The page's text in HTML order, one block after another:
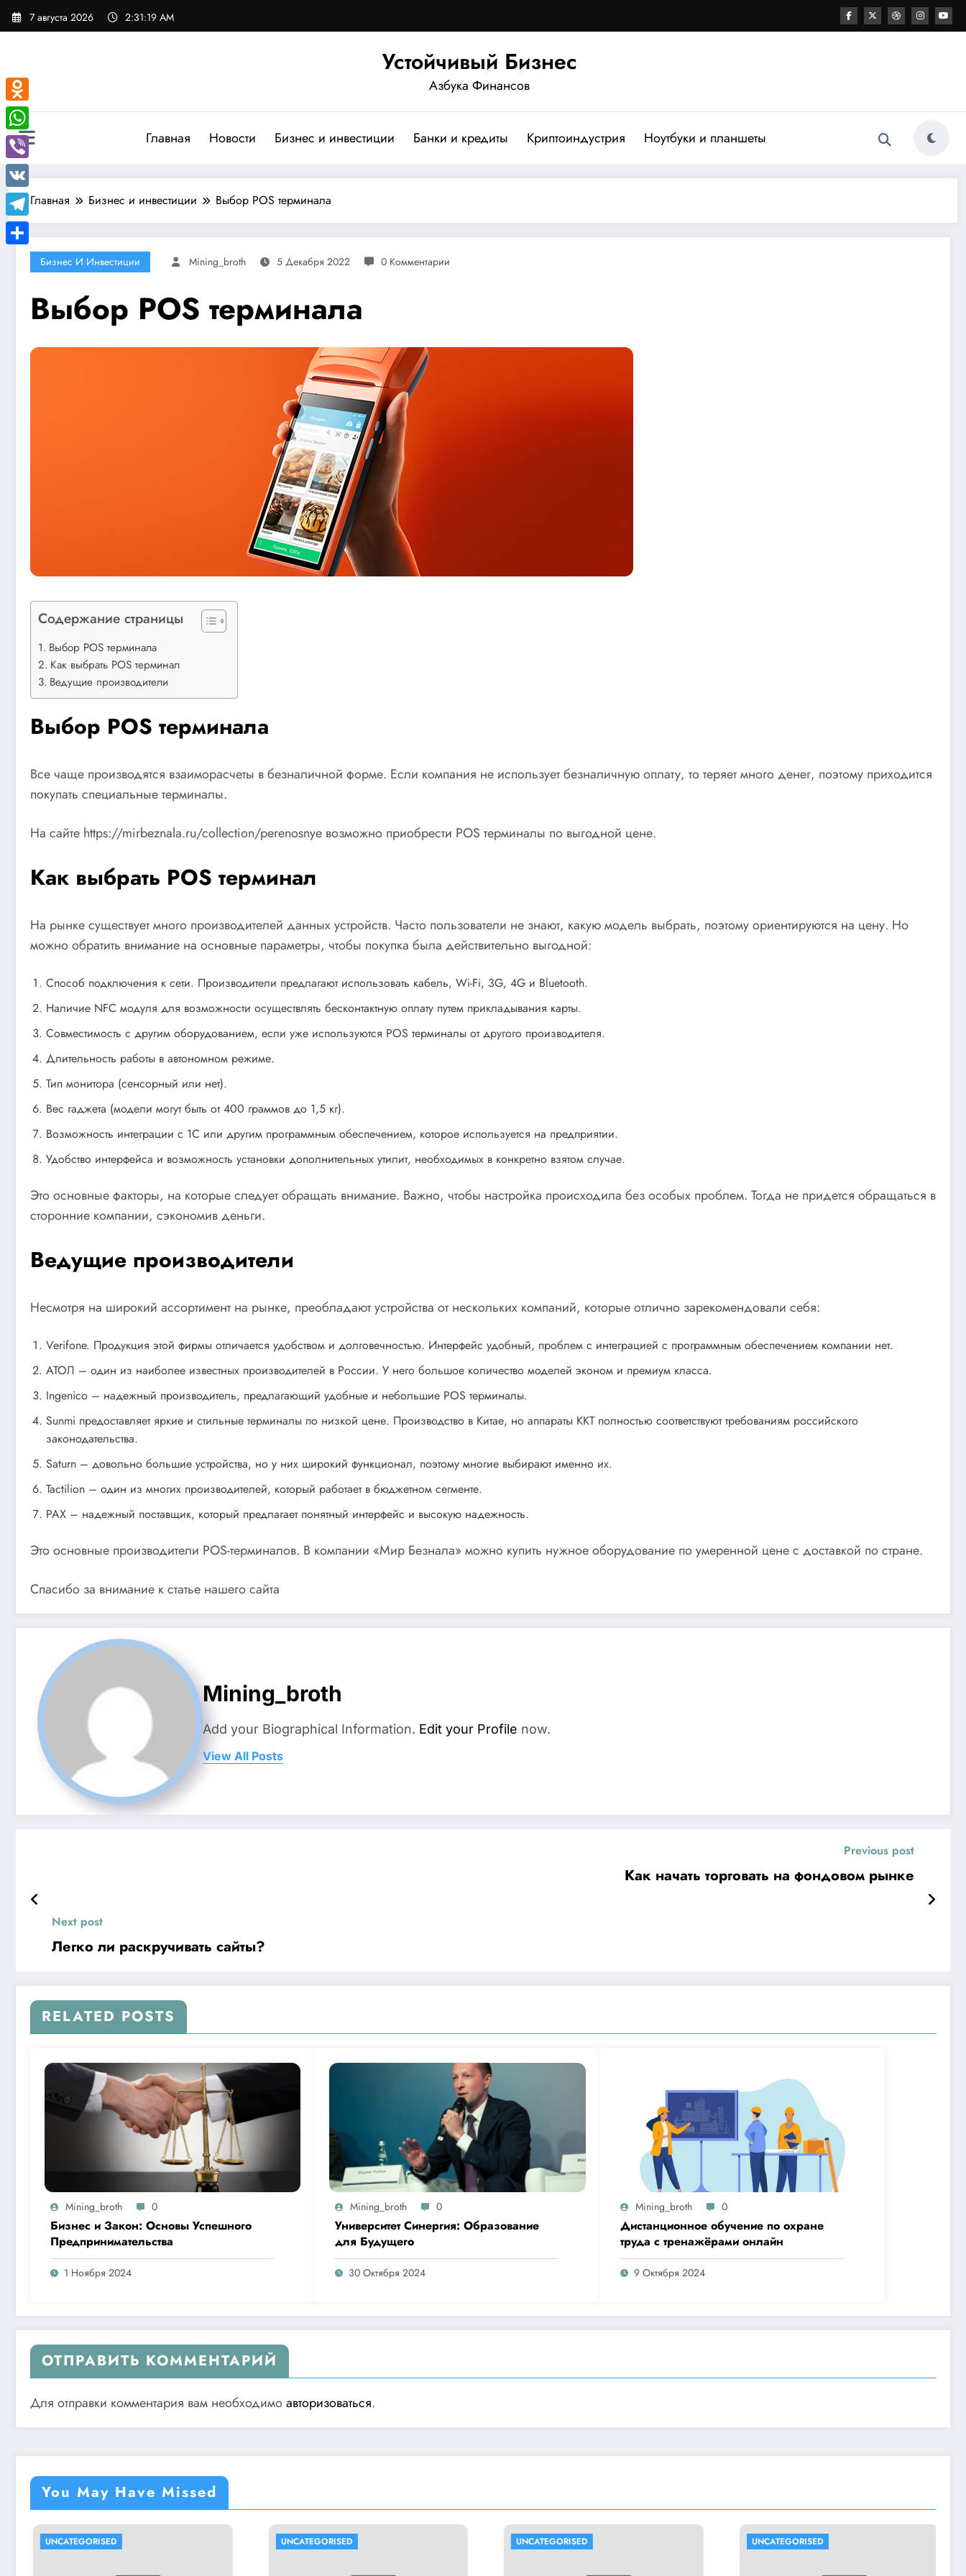
Перейти
7 августа 2026 2:31:20 AM
Устойчивый Бизнес
Азбука Финансов
Главная Новости Бизнес и инвестиции Банки и кредиты Криптоиндустрия Ноутбуки и планшеты
Главная Бизнес и инвестиции Выбор POS терминала
Бизнес И Инвестиции Mining_broth 5 Декабря 2022 0 Комментарии
Выбор POS терминала
Содержание страницы
Выбор POS терминала
Как выбрать POS терминал
Ведущие производители
Выбор POS терминала
Все чаще производятся взаиморасчеты в безналичной форме. Если компания не использует безналичную оплату, то теряет много денег, поэтому приходится
покупать специальные терминалы.
На сайте https://mirbeznala.ru/collection/perenosnye возможно приобрести POS терминалы по выгодной цене.
Как выбрать POS терминал
На рынке существует много производителей данных устройств. Часто пользователи не знают, какую модель выбрать, поэтому ориентируются на цену. Но
можно обратить внимание на основные параметры, чтобы покупка была действительно выгодной:
Способ подключения к сети. Производители предлагают использовать кабель, Wi-Fi, 3G, 4G и Bluetooth.
Наличие NFC модуля для возможности осуществлять бесконтактную оплату путем прикладывания карты.
Совместимость с другим оборудованием, если уже используются POS терминалы от другого производителя.
Длительность работы в автономном режиме.
Тип монитора (сенсорный или нет).
Вес гаджета (модели могут быть от 400 граммов до 1,5 кг).
Возможность интеграции с 1С или другим программным обеспечением, которое используется на предприятии.
Удобство интерфейса и возможность установки дополнительных утилит, необходимых в конкретно взятом случае.
Это основные факторы, на которые следует обращать внимание. Важно, чтобы настройка происходила без особых проблем. Тогда не придется обращаться в
сторонние компании, сэкономив деньги.
Ведущие производители
Несмотря на широкий ассортимент на рынке, преобладают устройства от нескольких компаний, которые отлично зарекомендовали себя:
Verifone. Продукция этой фирмы отличается удобством и долговечностью. Интерфейс удобный, проблем с интеграцией с программным обеспечением компании нет.
АТОЛ – один из наиболее известных производителей в России. У него большое количество моделей эконом и премиум класса.
Ingenico – надежный производитель, предлагающий удобные и небольшие POS терминалы.
Sunmi предоставляет яркие и стильные терминалы по низкой цене. Производство в Китае, но аппараты ККТ полностью соответствуют требованиям российского
законодательства.
Saturn – довольно большие устройства, но у них широкий функционал, поэтому многие выбирают именно их.
Tactilion – один из многих производителей, который работает в бюджетном сегменте.
PAX – надежный поставщик, который предлагает понятный интерфейс и высокую надежность.
Это основные производители POS-терминалов. В компании «Мир Безнала» можно купить нужное оборудование по умеренной цене с доставкой по стране.
Спасибо за внимание к статье нашего сайта
Mining_broth
Add your Biographical Information. Edit your Profile now.
View All Posts
Previous post
Как начать торговать на фондовом рынке
Next post
Легко ли раскручивать сайты?
RELATED POSTS
Mining_broth 0
Бизнес и Закон: Основы Успешного
Предпринимательства
1 Ноября 2024
Mining_broth 0
Университет Синергия: Образование
для Будущего
30 Октября 2024
Mining_broth 0
Дистанционное обучение по охране
труда с тренажёрами онлайн
9 Октября 2024
ОТПРАВИТЬ КОММЕНТАРИЙ
Для отправки комментария вам необходимоавторизоваться.
You May Have Missed
Odnoklassniki
WhatsApp
Viber
VK
Telegram
Отправить